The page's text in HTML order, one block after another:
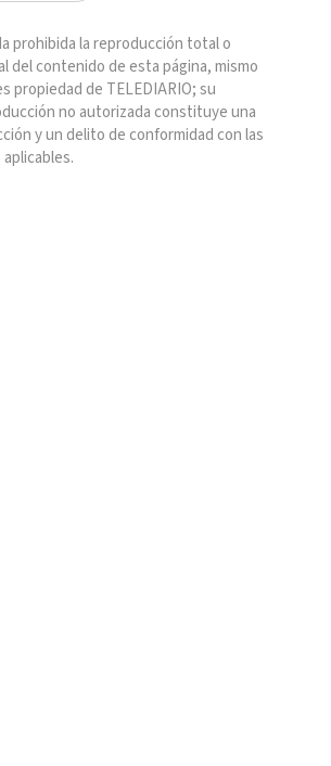
prohibida la reproducción total o
del contenido de esta página, mismo
propiedad de TELEDIARIO; su
no autorizada constituye una
y un delito de conformidad con las